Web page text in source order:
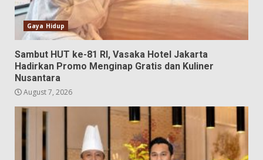
Gaya Hidup
Sambut HUT ke-81 RI, Vasaka Hotel Jakarta
Hadirkan Promo Menginap Gratis dan Kuliner
Nusantara
August 7, 2026